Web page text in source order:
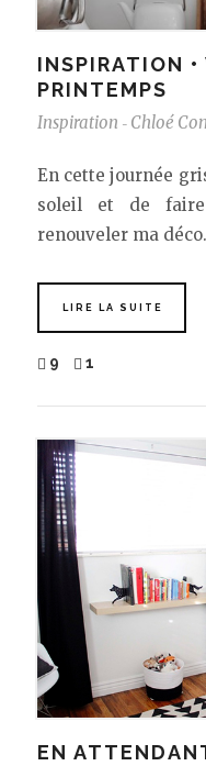
INSPIRATION
PRINTEMPS
Inspiration - Chloé
En cette journée
soleil et de
renouveler ma
LIRE LA SUITE
9 1
EN